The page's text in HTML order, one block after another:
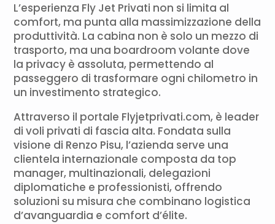
L’esperienza Fly Jet Privati non si limita al
comfort, ma punta alla massimizzazione della
produttività. La cabina non è solo un mezzo di
trasporto, ma una boardroom volante dove
la privacy è assoluta, permettendo al
passeggero di trasformare ogni chilometro in
un investimento strategico.
Attraverso il portale Flyjetprivati.com, è leader
di voli privati di fascia alta. Fondata sulla
visione di Renzo Pisu, l’azienda serve una
clientela internazionale composta da top
manager, multinazionali, delegazioni
diplomatiche e professionisti, offrendo
soluzioni su misura che combinano logistica
d’avanguardia e comfort d’élite.